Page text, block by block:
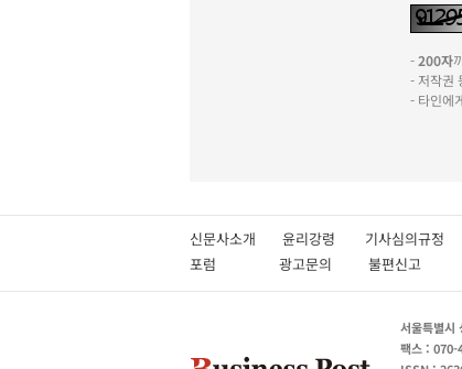
-200자
- 저작권
- 타인에
신문사소개 윤리강령 기사심의규
포럼
광고문의 불편신고
서울특별시
팩스 : 070-